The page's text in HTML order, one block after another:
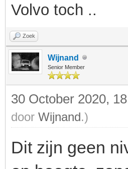
Volvo toch ..
Zoek
Wijnand
Senior Member
30 October 2020,
door Wijnand.)
Dit zijn geen